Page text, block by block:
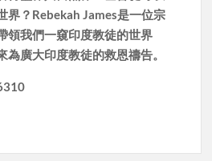
界？Rebekah James是一位宗
領我們一窺印度教徒的世界
為廣大印度教徒的救恩禱告。